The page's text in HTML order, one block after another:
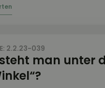
2.2.23-039
man unter